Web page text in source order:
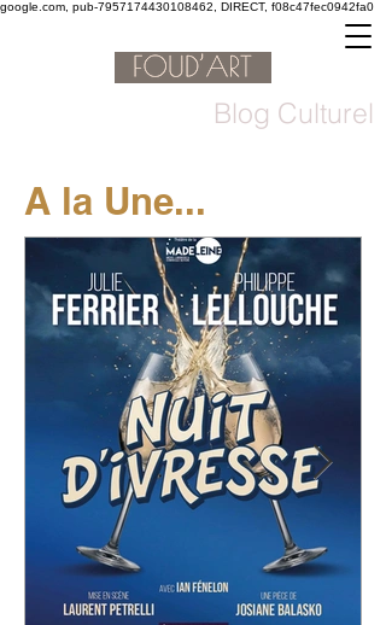
google.com, pub-7957174430108462, DIRECT, f08c47fec0942fa0
Blog Culturel
A la Une...